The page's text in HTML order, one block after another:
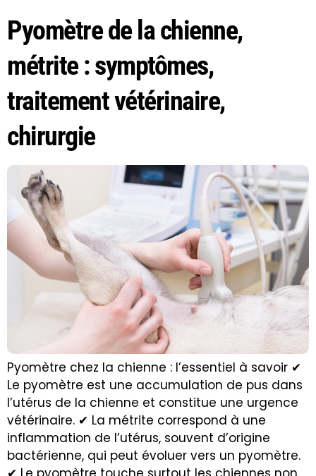
Pyomètre de la chienne,
métrite : symptômes,
traitement vétérinaire,
chirurgie
Pyomètre chez la chienne : l’essentiel à savoir ✔
Le pyomètre est une accumulation de pus dans
l’utérus de la chienne et constitue une urgence
vétérinaire. ✔ La métrite correspond à une
inflammation de l’utérus, souvent d’origine
bactérienne, qui peut évoluer vers un pyomètre.